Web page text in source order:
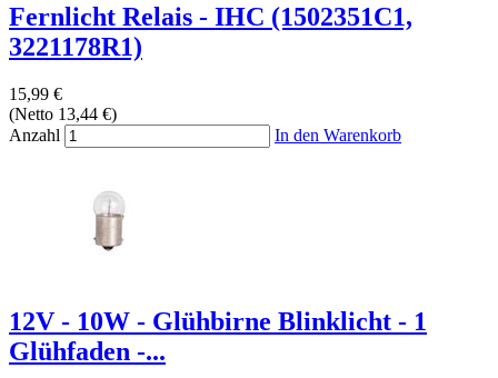
Fernlicht Relais - IHC (1502351C1,
3221178R1)
15,99 €
(Netto 13,44 €)
Anzahl
In den Warenkorb
12V - 10W - Glühbirne Blinklicht - 1
Glühfaden -...